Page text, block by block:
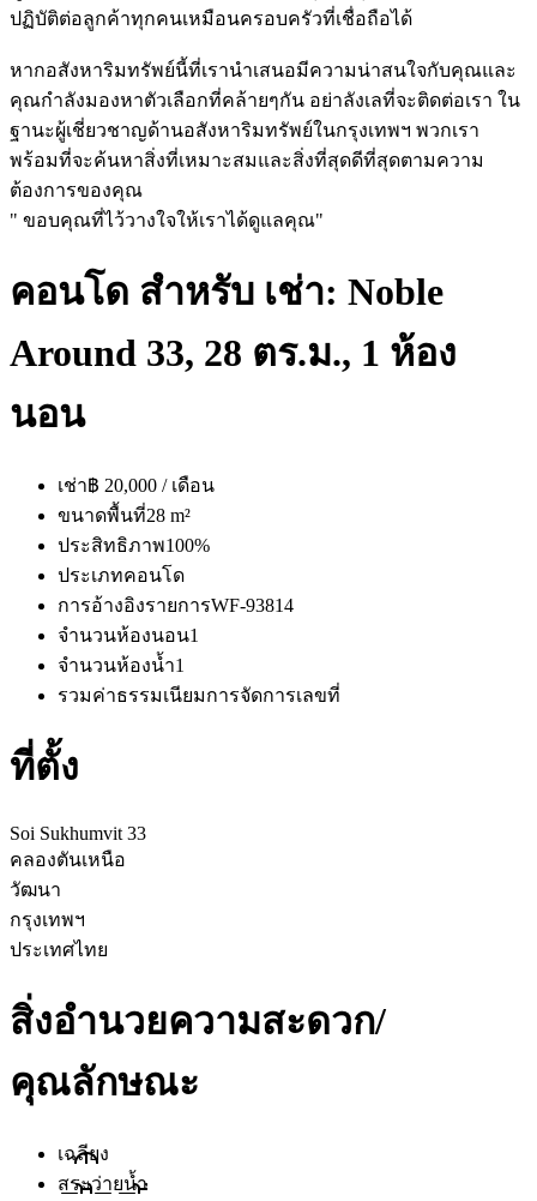
ปฏิบัติต่อลูกค้าทุกคนเหมือนครอบครัวที่เชื่อถือได้
หากอสังหาริมทรัพย์นี้ที่เรานำเสนอมีความน่าสนใจกับคุณและ
คุณกำลังมองหาตัวเลือกที่คล้ายๆกัน อย่าลังเลที่จะติดต่อเรา ใน
ฐานะผู้เชี่ยวชาญด้านอสังหาริมทรัพย์ในกรุงเทพฯ พวกเรา
พร้อมที่จะค้นหาสิ่งที่เหมาะสมและสิ่งที่สุดดีที่สุดตามความ
ต้องการของคุณ
" ขอบคุณที่ไว้วางใจให้เราได้ดูแลคุณ"
คอนโด สำหรับ เช่า: Noble
Around 33, 28 ตร.ม., 1 ห้อง
นอน
เช่า฿ 20,000 / เดือน
ขนาดพื้นที่28 m²
ประสิทธิภาพ100%
ประเภทคอนโด
การอ้างอิงรายการWF-93814
จำนวนห้องนอน1
จำนวนห้องน้ำ1
รวมค่าธรรมเนียมการจัดการเลขที่
ที่ตั้ง
Soi Sukhumvit 33
คลองตันเหนือ
วัฒนา
กรุงเทพฯ
ประเทศไทย
สิ่งอำนวยความสะดวก/
คุณลักษณะ
เฉลียง
สระว่ายน้ำ